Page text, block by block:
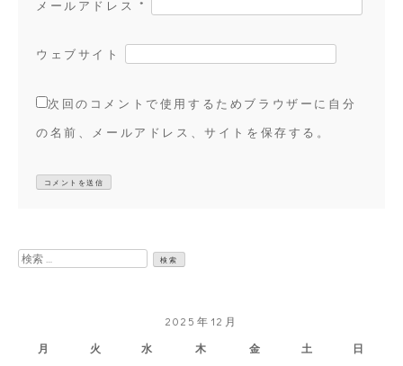
メールアドレス *
ウェブサイト
次回のコメントで使用するためブラウザーに自分
の名前、メールアドレス、サイトを保存する。
検
2025年12月
月
火 水 木 金 土 日